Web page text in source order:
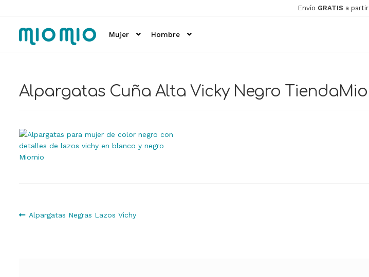
Envío GRATIS a
a
la
al
contenido
Mujer Hombre
Alpargatas Cuña Alta Vicky Negro
Navegación
Anterior:
Alpargatas Negras Lazos Vichy